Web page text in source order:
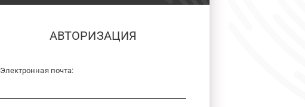
АВТОРИЗАЦИЯ
Электронная почта: